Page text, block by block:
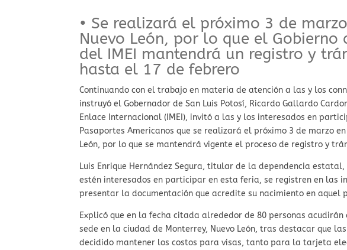
• Se realizará el próximo 3 de
Nuevo León, por lo que el Gobierno
del IMEI mantendrá un registro y
hasta el 17 de febrero
Continuando con el trabajo en materia de atención a las y los
instruyó el Gobernador de San Luis Potosí, Ricardo Gallardo
Enlace Internacional (IMEI), invitó a las y los interesados en
Pasaportes Americanos que se realizará el próximo 3 de marzo
León, por lo que se mantendrá vigente el proceso de registro y
Luis Enrique Hernández Segura, titular de la dependencia estatal,
estén interesados en participar en esta feria, se registren en las
presentar la documentación que acredite su nacimiento en aquel
Explicó que en la fecha citada alrededor de 80 personas
sede en la ciudad de Monterrey, Nuevo León, tras destacar que
decidido mantener los costos para visas, tanto para la tarjeta